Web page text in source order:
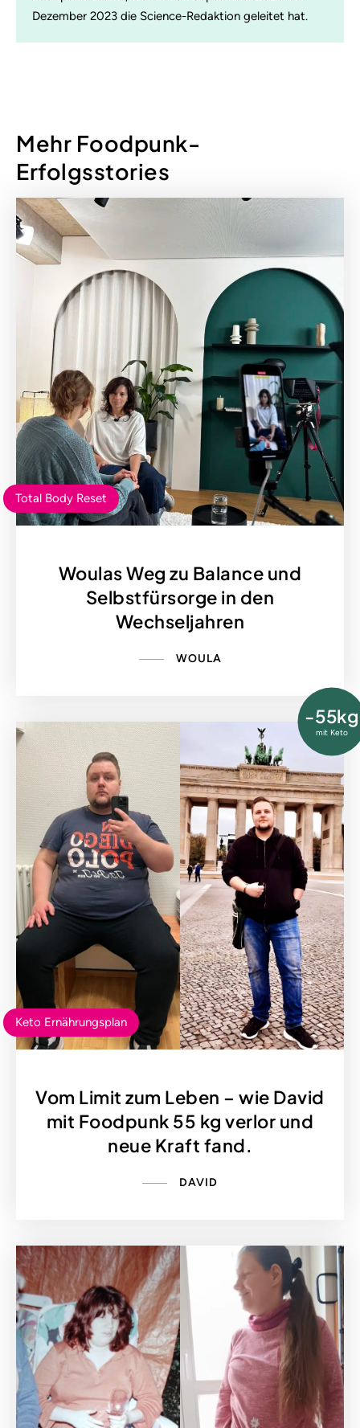
Dezember 2023 die Science-Redaktion geleitet hat.
Mehr Foodpunk-
Erfolgsstories
Total Body Reset
Woulas Weg zu Balance und
Selbstfürsorge in den
Wechseljahren
WOULA
-55kg
mit Keto
Keto Ernährungsplan
Vom Limit zum Leben – wie David
mit Foodpunk 55 kg verlor und
neue Kraft fand.
DAVID